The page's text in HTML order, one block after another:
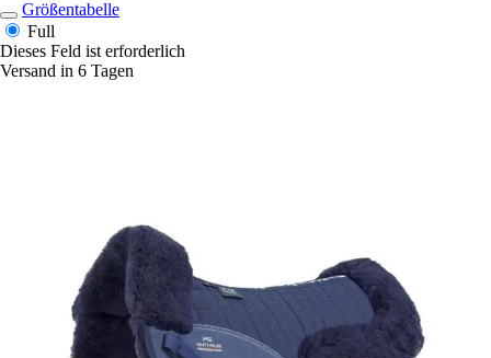
Größentabelle
Full
Dieses Feld ist erforderlich
Versand in 6 Tagen